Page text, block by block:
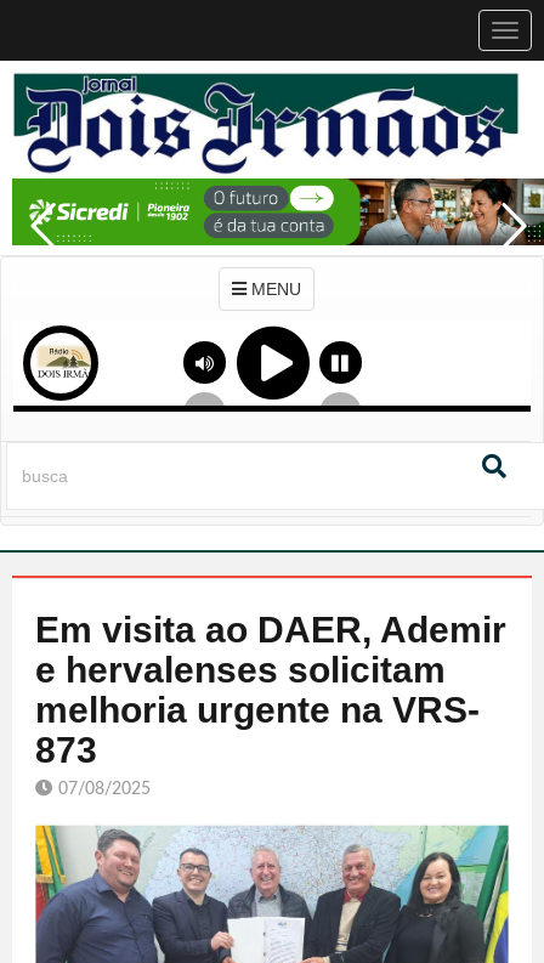
MENU
Em visita ao DAER, Ademir
e hervalenses solicitam
melhoria urgente na VRS-
873
07/08/2025